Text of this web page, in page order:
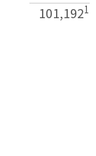
101,1921